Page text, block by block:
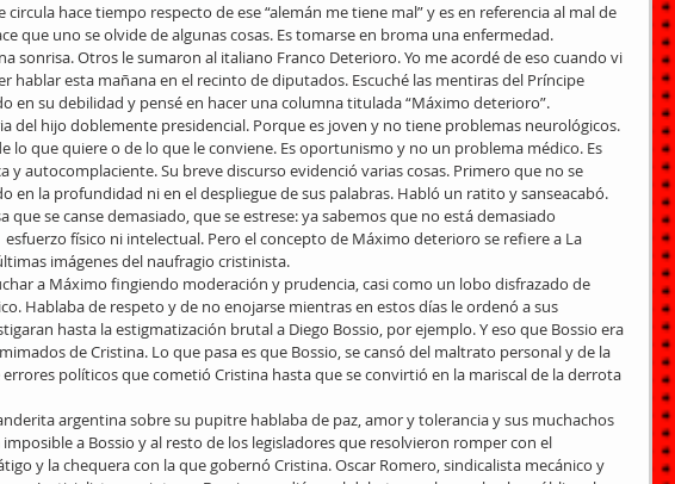
circula hace tiempo respecto de ese “alemán me tiene mal” y es en referencia al mal de
que uno se olvide de algunas cosas. Es tomarse en broma una enfermedad.
sonrisa. Otros le sumaron al italiano Franco Deterioro. Yo me acordé de eso cuando vi
hablar esta mañana en el recinto de diputados. Escuché las mentiras del Príncipe
en su debilidad y pensé en hacer una columna titulada “Máximo deterioro”.
del hijo doblemente presidencial. Porque es joven y no tiene problemas neurológicos.
lo que quiere o de lo que le conviene. Es oportunismo y no un problema médico. Es
y autocomplaciente. Su breve discurso evidenció varias cosas. Primero que no se
en la profundidad ni en el despliegue de sus palabras. Habló un ratito y sanseacabó.
que se canse demasiado, que se estrese: ya sabemos que no está demasiado
físico ni intelectual. Pero el concepto de Máximo deterioro se refiere a La
imágenes del naufragio cristinista.
a Máximo fingiendo moderación y prudencia, casi como un lobo disfrazado de
Hablaba de respeto y de no enojarse mientras en estos días le ordenó a sus
hasta la estigmatización brutal a Diego Bossio, por ejemplo. Y eso que Bossio era
de Cristina. Lo que pasa es que Bossio, se cansó del maltrato personal y de la
políticos que cometió Cristina hasta que se convirtió en la mariscal de la derrota
argentina sobre su pupitre hablaba de paz, amor y tolerancia y sus muchachos
a Bossio y al resto de los legisladores que resolvieron romper con el
y la chequera con la que gobernó Cristina. Oscar Romero, sindicalista mecánico y